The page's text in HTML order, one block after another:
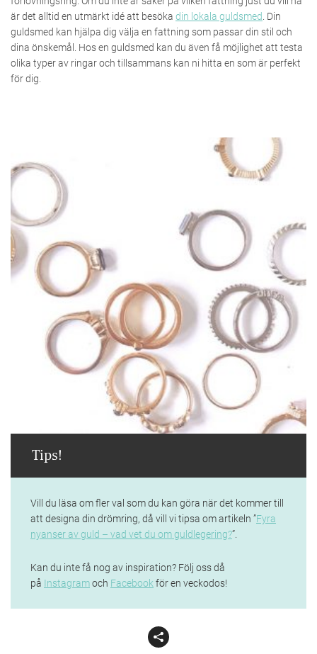
är det alltid en utmärkt idé att besöka din lokala guldsmed. Din
guldsmed kan hjälpa dig välja en fattning som passar din stil och
dina önskemål. Hos en guldsmed kan du även få möjlighet att testa
olika typer av ringar och tillsammans kan ni hitta en som är perfekt
för dig.
Tips!
Vill du läsa om fler val som du kan göra när det kommer till
att designa din drömring, då vill vi tipsa om artikeln ”Fyra
nyanser av guld – vad vet du om guldlegering?”.
Kan du inte få nog av inspiration? Följ oss då
på Instagramoch Facebookför en veckodos!
Facebook